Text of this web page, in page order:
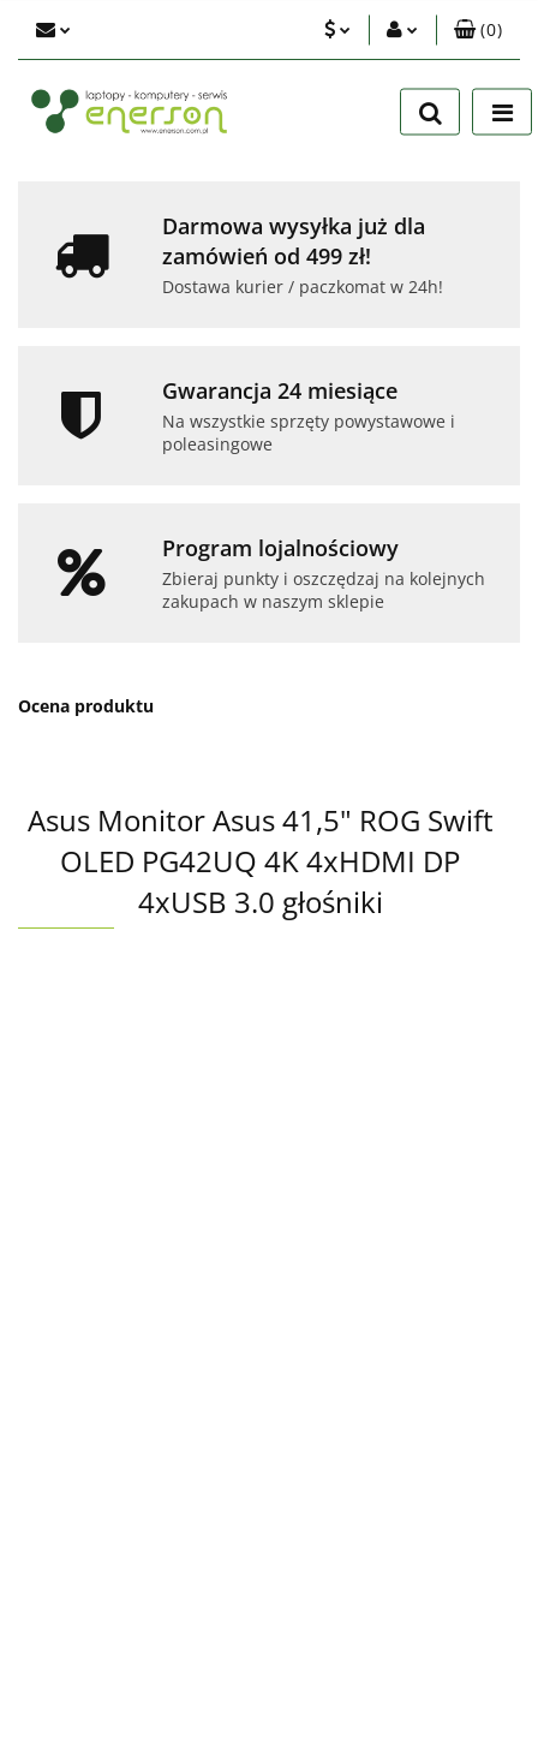
Zaloguj się
Zarejestruj się
(0)
Darmowa wysyłka już dla
zamówień od 499 zł!
Dostawa kurier / paczkomat w 24h!
Gwarancja 24 miesiące
Na wszystkie sprzęty powystawowe i
poleasingowe
Program lojalnościowy
Zbieraj punkty i oszczędzaj na kolejnych
zakupach w naszym sklepie
Ocena produktu
Asus Monitor Asus 41,5" ROG Swift
OLED PG42UQ 4K 4xHDMI DP
4xUSB 3.0 głośniki